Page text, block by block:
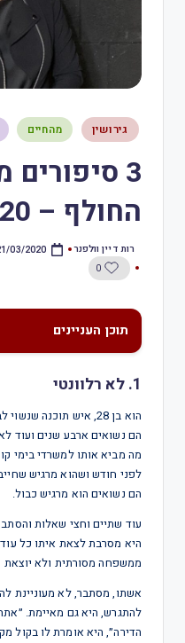
גירושין מהחיים
3
החולף – 21.3.20
רות דיין וולפנר 03/2020
0
תוכן העניינים
1. לא רלוונטי
הוא בן 28, איש תוכנה
הם נשואים ארבע שנים ועוד
מה מביא אותו למשרדי בימי
לפני חודש ושהוא מרגיש
הם נשואים הוא מרגיש כבול.
עוד שתיים וחצי שאלות
היא מסרבת לצאת איתו כל
ממשפחה מסורתית ולא יוצאת
אשתו, מסתבר, לא מעוניינת
להתגרש, היא גם מאיימת.
הדירה״, היא אומרת לו בקול